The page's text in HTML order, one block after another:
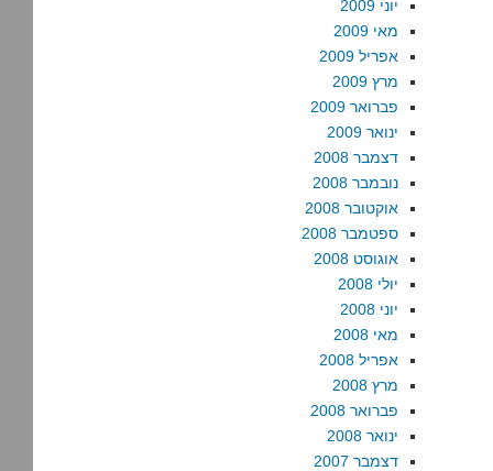
יוני 2009
מאי 2009
אפריל 2009
מרץ 2009
פברואר 2009
ינואר 2009
דצמבר 2008
נובמבר 2008
אוקטובר 2008
ספטמבר 2008
אוגוסט 2008
יולי 2008
יוני 2008
מאי 2008
אפריל 2008
מרץ 2008
פברואר 2008
ינואר 2008
דצמבר 2007